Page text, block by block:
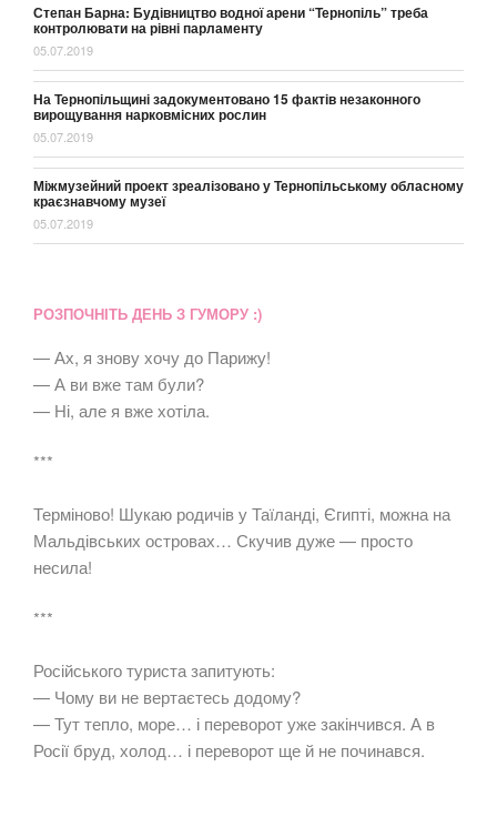
Степан Барна: Будівництво водної арени “Тернопіль” треба
контролювати на рівні парламенту
05.07.2019
На Тернопільщині задокументовано 15 фактів незаконного
вирощування нарковмісних рослин
05.07.2019
Міжмузейний проект зреалізовано у Тернопільському обласному
краєзнавчому музеї
05.07.2019
РОЗПОЧНІТЬ ДЕНЬ З ГУМОРУ :)
— Ах, я знову хочу до Парижу!
— А ви вже там були?
— Ні, але я вже хотіла.
***
Терміново! Шукаю родичів у Таїланді, Єгипті, можна на
Мальдівських островах… Скучив дуже — просто
несила!
***
Російського туриста запитують:
— Чому ви не вертаєтесь додому?
— Тут тепло, море… і переворот уже закінчився. А в
Росії бруд, холод… і переворот ще й не починався.